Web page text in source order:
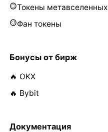
Токены метавселенных
Фан токены
Бонусы от бирж
🔥 OKX
🔥 Bybit
Документация